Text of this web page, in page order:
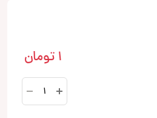
1 تومان
اینترفیس
207